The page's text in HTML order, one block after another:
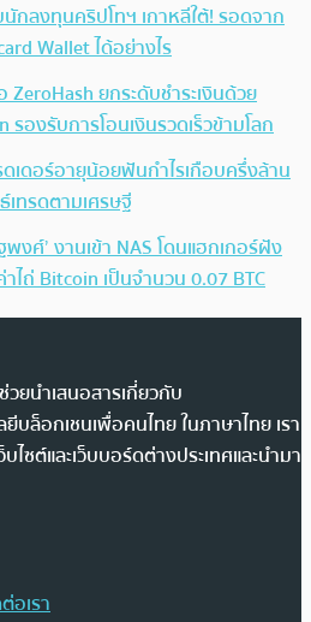
กลงทุนคริปโทฯ เกาหลีใต้! รอดจาก
Wallet ได้อย่างไร
ZeroHash ยกระดับชำระเงินด้วย
รองรับการโอนเงินรวดเร็วข้ามโลก
เดอร์อายุน้อยฟันกำไรเกือบครึ่งล้าน
ทรดตามเศรษฐี
พงศ์’ งานเข้า NAS โดนแฮกเกอร์ฝัง
าไถ่ Bitcoin เป็นจำนวน 0.07 BTC
ยนำเสนอสารเกี่ยวกับ
บล็อกเชนเพื่อคนไทย ในภาษาไทย เรา
ซต์และเว็บบอร์ดต่างประเทศและนำมา
อเรา